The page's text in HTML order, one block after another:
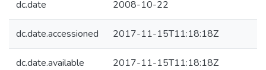
dc.date 2008-10-22
dc.date.accessioned 2017-11-15T11:18:18Z
dc.date.available 2017-11-15T11:18:18Z